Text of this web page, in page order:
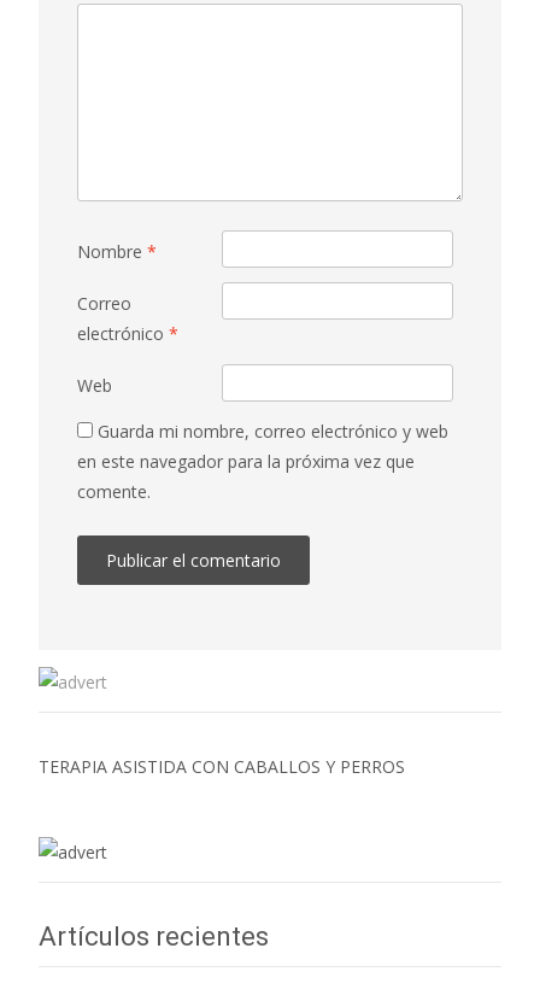
Nombre *
Correo
electrónico *
Web
Guarda mi nombre, correo electrónico y web
en este navegador para la próxima vez que
comente.
TERAPIA ASISTIDA CON CABALLOS Y PERROS
Artículos recientes